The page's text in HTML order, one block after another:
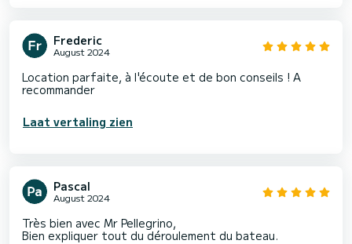
Frederic
August 2024
Location parfaite, à l'écoute et de bon conseils ! A
recommander
Laat vertaling zien
Pascal
August 2024
Très bien avec Mr Pellegrino,
Bien expliquer tout du déroulement du bateau.